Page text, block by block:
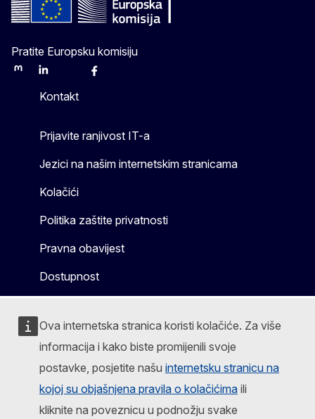
Ova internetska stranica koristi kolačiće. Za više
informacija i kako biste promijenili svoje
postavke, posjetite našu internetsku stranicu na
kojoj su objašnjena pravila o kolačićima ili
kliknite na poveznicu u podnožju svake
Pratite Europsku komisiju
MastodonLinkedInBlueskyFacebook
Kontakt
Prijavite ranjivost IT-a
Jezici na našim internetskim stranicama
Kolačići
Politika zaštite privatnosti
Pravna obavijest
Dostupnost